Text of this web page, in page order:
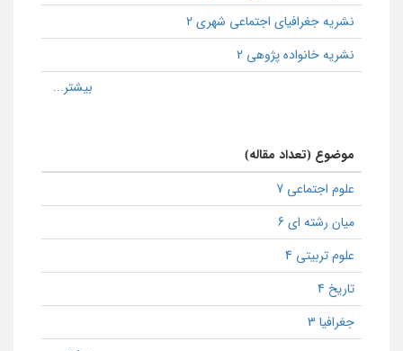
نشریه جغرافیای اجتماعی شهری 2
نشریه خانواده پژوهی 2
موضوع (تعداد مقاله)
علوم اجتماعی 7
میان رشته ای 6
علوم تربیتی 4
تاریخ 4
جغرافیا 3